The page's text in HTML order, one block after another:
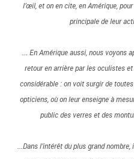
l’œil, et on en cite, en Amérique,
principale de leur
... En Amérique aussi, nous voyons
retour en arrière par les oculistes
considérable : on voit surgir de
opticiens, où on leur enseigne à
public des verres et des
...Dans l’intérêt du plus grand